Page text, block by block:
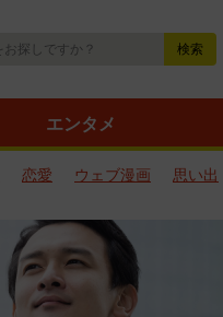
エンタメ
恋愛 ウェブ漫画 思い出